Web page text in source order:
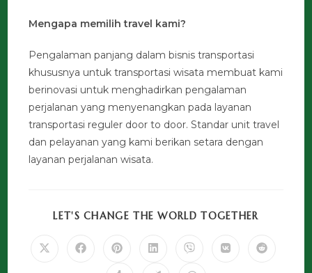
Mengapa memilih travel kami?
Pengalaman panjang dalam bisnis transportasi
khususnya untuk transportasi wisata membuat kami
berinovasi untuk menghadirkan pengalaman
perjalanan yang menyenangkan pada layanan
transportasi reguler door to door. Standar unit travel
dan pelayanan yang kami berikan setara dengan
layanan perjalanan wisata.
LET'S CHANGE THE WORLD TOGETHER